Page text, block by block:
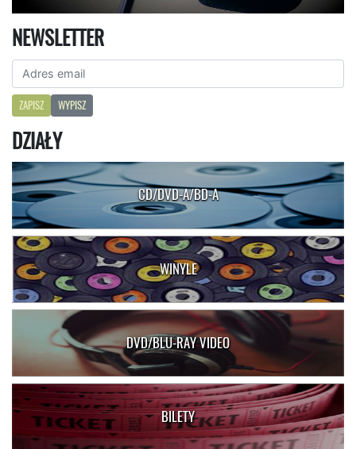
NEWSLETTER
ZAPISZ WYPISZ
DZIAŁY
CD/DVD-A/BD-A
WINYLE
DVD/BLU-RAY VIDEO
BILETY